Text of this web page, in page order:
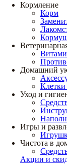
Кормление
Корм
Домашний
Клетки
Уход и
Игры и
Чистота в
Акции и